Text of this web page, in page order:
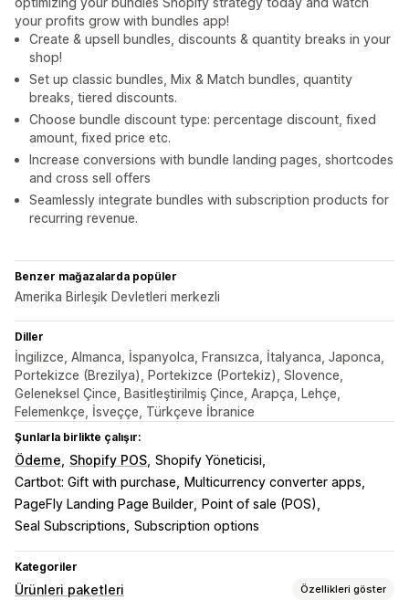
your profits grow with bundles app!
Create & upsell bundles, discounts & quantity breaks in your
shop!
Set up classic bundles, Mix & Match bundles, quantity
breaks, tiered discounts.
Choose bundle discount type: percentage discount, fixed
amount, fixed price etc.
Increase conversions with bundle landing pages, shortcodes
and cross sell offers
Seamlessly integrate bundles with subscription products for
recurring revenue.
Benzer mağazalarda popüler
Amerika Birleşik Devletleri merkezli
Diller
İngilizce, Almanca, İspanyolca, Fransızca, İtalyanca, Japonca,
Portekizce (Brezilya), Portekizce (Portekiz), Slovence,
Geleneksel Çince, Basitleştirilmiş Çince, Arapça, Lehçe,
Felemenkçe, İsveççe, Türkçeve İbranice
Şunlarla birlikte çalışır:
Ödeme Shopify POS Shopify Yöneticisi
Cartbot: Gift with purchase
Multicurrency converter apps
PageFly Landing Page Builder
Point of sale (POS)
Seal Subscriptions Subscription options
Kategoriler
Ürünleri paketleri Özellikleri göster